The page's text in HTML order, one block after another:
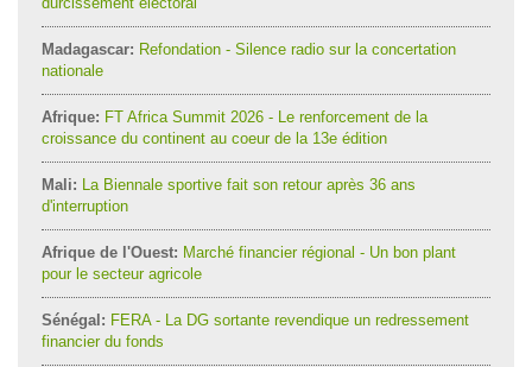
Madagascar: Refondation - Silence radio sur la concertation
nationale
Afrique: FT Africa Summit 2026 - Le renforcement de la
croissance du continent au coeur de la 13e édition
Mali: La Biennale sportive fait son retour après 36 ans
d'interruption
Afrique de l'Ouest: Marché financier régional - Un bon plant
pour le secteur agricole
Sénégal: FERA - La DG sortante revendique un redressement
financier du fonds